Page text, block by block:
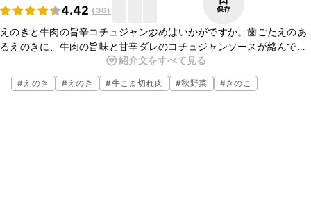
4.42 ( 36) 保存
えのきと牛肉の旨辛コチュジャン炒めはいかがですか。歯ごたえのあ
るえのきに、牛肉の旨味と甘辛ダレのコチュジャンソースが絡んで、
とっても美味しいですよ。簡単に作ることが出来て白ご飯のおかずに
ぴったりなので、ぜひお試しください。
紹介文をすべて見る
#えのき #えのき #牛こま切れ肉 #秋野菜 #きのこ